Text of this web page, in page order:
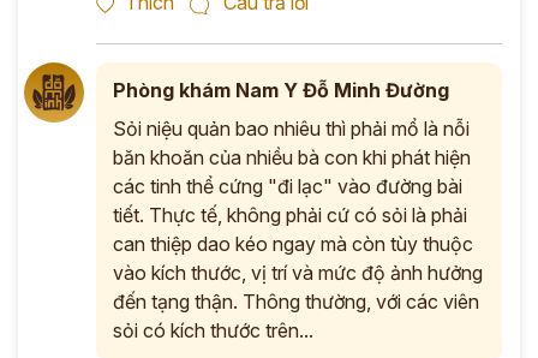
Phòng khám Nam Y Đỗ Minh Đường
Sỏi niệu quản bao nhiêu thì phải mổ là nỗi
băn khoăn của nhiều bà con khi phát hiện
các tinh thể cứng "đi lạc" vào đường bài
tiết. Thực tế, không phải cứ có sỏi là phải
can thiệp dao kéo ngay mà còn tùy thuộc
vào kích thước, vị trí và mức độ ảnh hưởng
đến tạng thận. Thông thường, với các viên
sỏi có kích thước trên...